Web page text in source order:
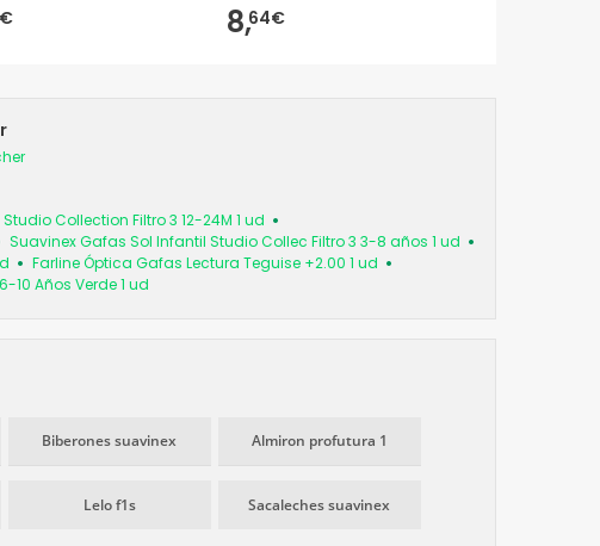
8,64€
Collection Filtro 3 12-24M 1 ud
Suavinex Gafas Sol Infantil Studio Collec Filtro 3 3-8 años 1 ud
Farline Óptica Gafas Lectura Teguise +2.00 1 ud
10 Años Verde 1 ud
Biberones suavinex Almiron profutura 1
Lelo f1s Sacaleches suavinex